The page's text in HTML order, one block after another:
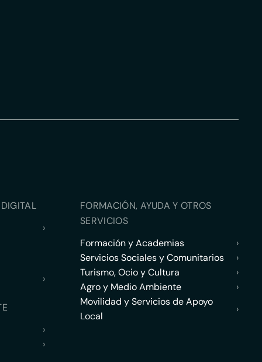
›
›
›
›
FORMACIÓN, AYUDA Y OTROS
SERVICIOS
Formación y Academias
›
Servicios Sociales y Comunitarios
›
Turismo, Ocio y Cultura
›
Agro y Medio Ambiente
›
Movilidad y Servicios de Apoyo
Local
›